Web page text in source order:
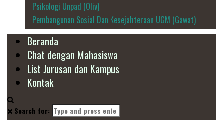
Psikologi Unpad (Oliv)
Pembangunan Sosial Dan Kesejahteraan UGM (Gawat)
Beranda
Chat dengan Mahasiswa
List Jurusan dan Kampus
Kontak
Search for: